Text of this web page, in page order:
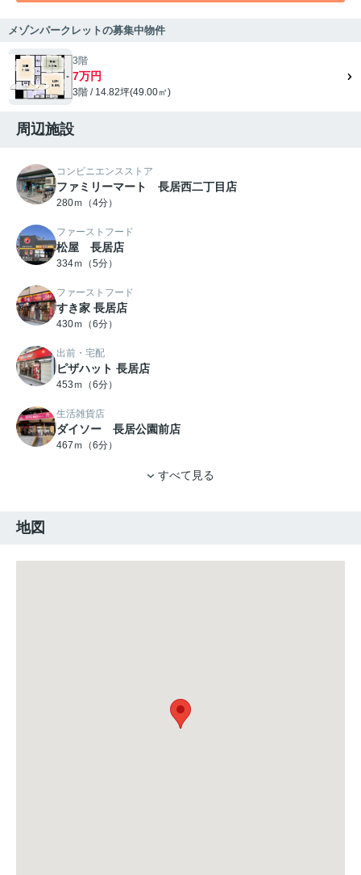
メゾンパークレットの募集中物件
3階
7万円
3階 / 14.82坪(49.00㎡)
周辺施設
コンビニエンスストア
ファミリーマート 長居西二丁目店
280ｍ（4分）
ファーストフード
松屋 長居店
334ｍ（5分）
ファーストフード
すき家 長居店
430ｍ（6分）
出前・宅配
ピザハット 長居店
453ｍ（6分）
生活雑貨店
ダイソー 長居公園前店
467ｍ（6分）
すべて見る
地図